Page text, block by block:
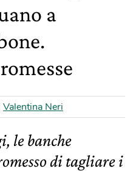
a
Valentina Neri
le banche
di tagliare i